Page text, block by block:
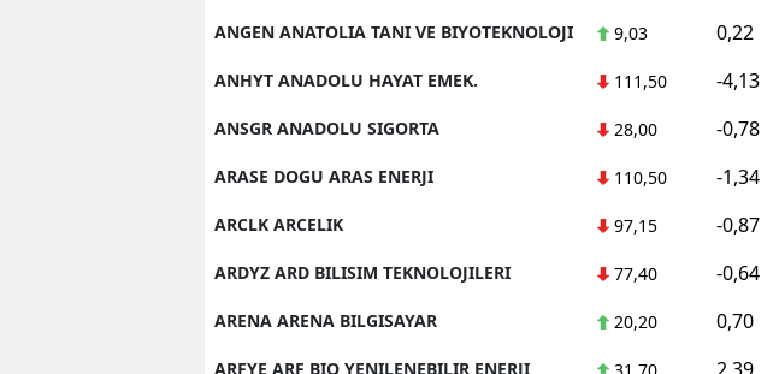
ANGEN ANATOLIA TANI VE BIYOTEKNOLOJI 9,03 0,22
ANHYT ANADOLU HAYAT EMEK. 111,50 -4,13
ANSGR ANADOLU SIGORTA 28,00 -0,78
ARASE DOGU ARAS ENERJI 110,50 -1,34
ARCLK ARCELIK 97,15 -0,87
ARDYZ ARD BILISIM TEKNOLOJILERI 77,40 -0,64
ARENA ARENA BILGISAYAR 20,20 0,70
ARFYE ARF BIO YENILENEBILIR ENERJI 31,70 2,39